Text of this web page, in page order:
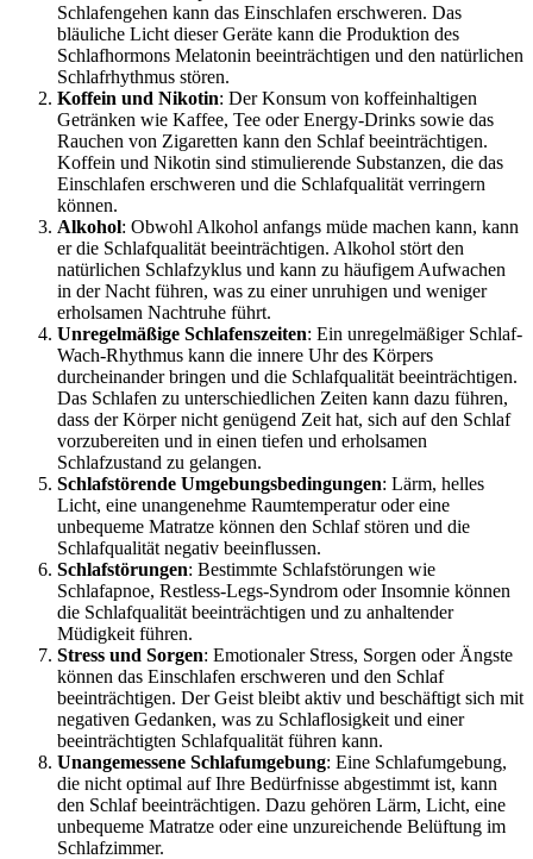
Schlafengehen kann das Einschlafen erschweren. Das
bläuliche Licht dieser Geräte kann die Produktion des
Schlafhormons Melatonin beeinträchtigen und den natürlichen
Schlafrhythmus stören.
Koffein und Nikotin: Der Konsum von koffeinhaltigen
Getränken wie Kaffee, Tee oder Energy-Drinks sowie das
Rauchen von Zigaretten kann den Schlaf beeinträchtigen.
Koffein und Nikotin sind stimulierende Substanzen, die das
Einschlafen erschweren und die Schlafqualität verringern
können.
Alkohol: Obwohl Alkohol anfangs müde machen kann, kann
er die Schlafqualität beeinträchtigen. Alkohol stört den
natürlichen Schlafzyklus und kann zu häufigem Aufwachen
in der Nacht führen, was zu einer unruhigen und weniger
erholsamen Nachtruhe führt.
Unregelmäßige Schlafenszeiten: Ein unregelmäßiger Schlaf-
Wach-Rhythmus kann die innere Uhr des Körpers
durcheinander bringen und die Schlafqualität beeinträchtigen.
Das Schlafen zu unterschiedlichen Zeiten kann dazu führen,
dass der Körper nicht genügend Zeit hat, sich auf den Schlaf
vorzubereiten und in einen tiefen und erholsamen
Schlafzustand zu gelangen.
Schlafstörende Umgebungsbedingungen: Lärm, helles
Licht, eine unangenehme Raumtemperatur oder eine
unbequeme Matratze können den Schlaf stören und die
Schlafqualität negativ beeinflussen.
Schlafstörungen: Bestimmte Schlafstörungen wie
Schlafapnoe, Restless-Legs-Syndrom oder Insomnie können
die Schlafqualität beeinträchtigen und zu anhaltender
Müdigkeit führen.
Stress und Sorgen: Emotionaler Stress, Sorgen oder Ängste
können das Einschlafen erschweren und den Schlaf
beeinträchtigen. Der Geist bleibt aktiv und beschäftigt sich mit
negativen Gedanken, was zu Schlaflosigkeit und einer
beeinträchtigten Schlafqualität führen kann.
Unangemessene Schlafumgebung: Eine Schlafumgebung,
die nicht optimal auf Ihre Bedürfnisse abgestimmt ist, kann
den Schlaf beeinträchtigen. Dazu gehören Lärm, Licht, eine
unbequeme Matratze oder eine unzureichende Belüftung im
Schlafzimmer.